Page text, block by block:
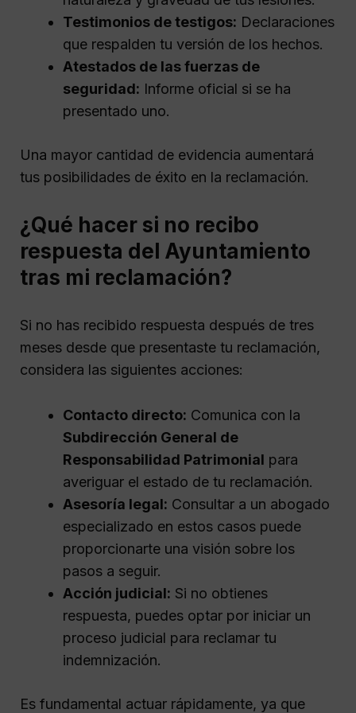
Testimonios de testigos: Declaraciones
que respalden tu versión de los hechos.
Atestados de las fuerzas de
seguridad: Informe oficial si se ha
presentado uno.
Una mayor cantidad de evidencia aumentará
tus posibilidades de éxito en la reclamación.
¿Qué hacer si no recibo
respuesta del Ayuntamiento
tras mi reclamación?
Si no has recibido respuesta después de tres
meses desde que presentaste tu reclamación,
considera las siguientes acciones:
Contacto directo: Comunica con la
Subdirección General de
Responsabilidad Patrimonial para
averiguar el estado de tu reclamación.
Asesoría legal: Consultar a un abogado
especializado en estos casos puede
proporcionarte una visión sobre los
pasos a seguir.
Acción judicial: Si no obtienes
respuesta, puedes optar por iniciar un
proceso judicial para reclamar tu
indemnización.
Es fundamental actuar rápidamente, ya que